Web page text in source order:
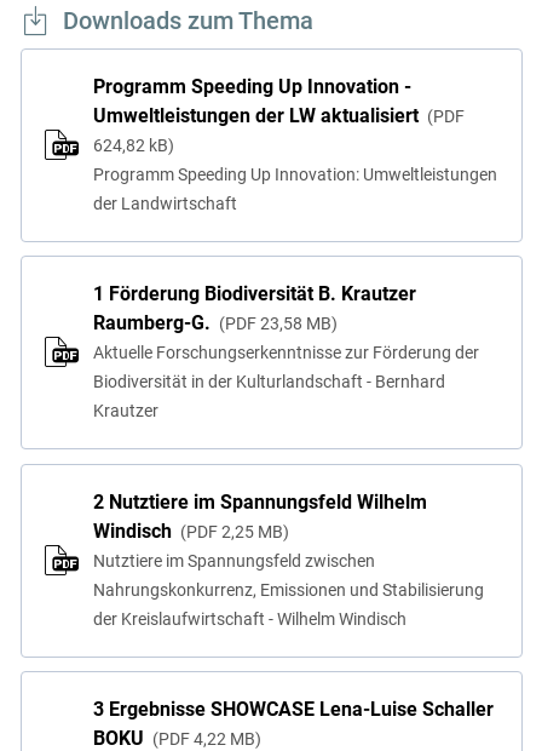
Downloads zum Thema
Programm Speeding Up Innovation -
Umweltleistungen der LW aktualisiert
PDF
624,82 kB
Programm Speeding Up Innovation: Umweltleistungen
der Landwirtschaft
1 Förderung Biodiversität B. Krautzer
Raumberg-G.
PDF 23,58 MB
Aktuelle Forschungserkenntnisse zur Förderung der
Biodiversität in der Kulturlandschaft - Bernhard
Krautzer
2 Nutztiere im Spannungsfeld Wilhelm
Windisch
PDF 2,25 MB
Nutztiere im Spannungsfeld zwischen
Nahrungskonkurrenz, Emissionen und Stabilisierung
der Kreislaufwirtschaft - Wilhelm Windisch
3 Ergebnisse SHOWCASE Lena-Luise Schaller
BOKU
PDF 4,22 MB